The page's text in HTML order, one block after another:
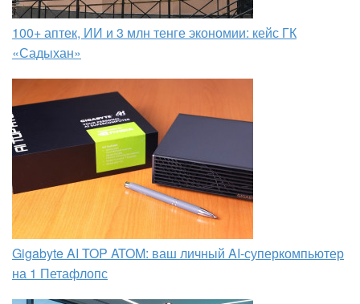
100+ аптек, ИИ и 3 млн тенге экономии: кейс ГК
«Садыхан»
Gigabyte AI TOP ATOM: ваш личный AI-суперкомпьютер
на 1 Петафлопс